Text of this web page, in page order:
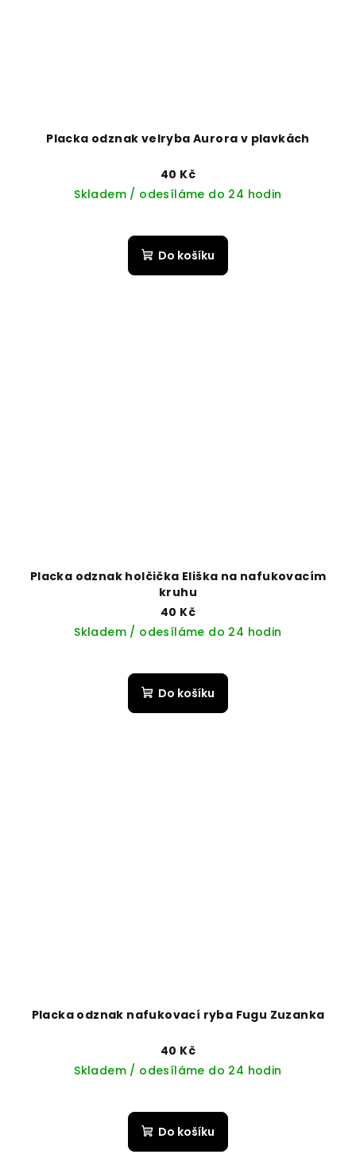
Placka odznak velryba Aurora v plavkách
40 Kč
Skladem / odesíláme do 24 hodin
Do košíku
Placka odznak holčička Eliška na nafukovacím
kruhu
40 Kč
Skladem / odesíláme do 24 hodin
Do košíku
Placka odznak nafukovací ryba Fugu Zuzanka
40 Kč
Skladem / odesíláme do 24 hodin
Do košíku